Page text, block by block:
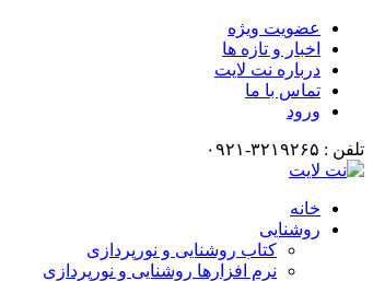
عضویت ویژه
اخبار و تازه ها
درباره نت لایت
تماس با ما
ورود
تلفن : ۳۲۱۹۲۶۵-۰۹۲۱
خانه
روشنایی
کتاب روشنایی و نورپردازی
نرم افزارها روشنایی و نورپردازی